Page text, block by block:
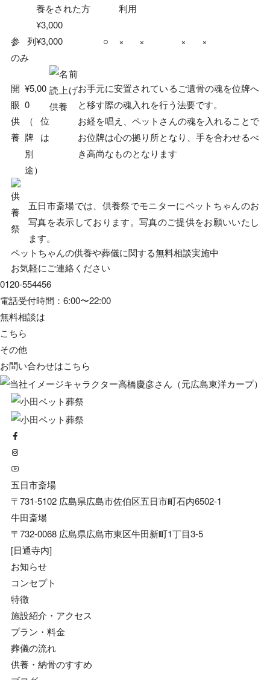
養をされた方
¥3,000
利用
参列
のみ
¥3,000 ○ × × × ×
開
眼
供
養
¥5,00
0
（位
牌は
別
途）
お手元に安置されているご遺骨の魂を位牌へ
と移す際の魂入れを行う法要です。
お経を唱え、ペットさんの魂を入れることで
お位牌は心の拠り所となり、手を合わせるべ
き高尚なものとなります
五日市斎場では、供養祭でモニターにペットちゃんのお
写真を表示しております。写真のご提供をお願いいたし
ます。
ペットちゃんの供養や葬儀に関する無料相談実施中
お気軽にご連絡ください
0120-554456
電話受付時間：6:00〜22:00
無料相談は
こちら
その他
お問い合わせはこちら
五日市斎場
〒731-5102 広島県広島市佐伯区五日市町石内6502-1
牛田斎場
〒732-0068 広島県広島市東区牛田新町1丁目3-5
[日通寺内]
お知らせ
コンセプト
特徴
施設紹介・アクセス
プラン・料金
葬儀の流れ
供養・納骨のすすめ